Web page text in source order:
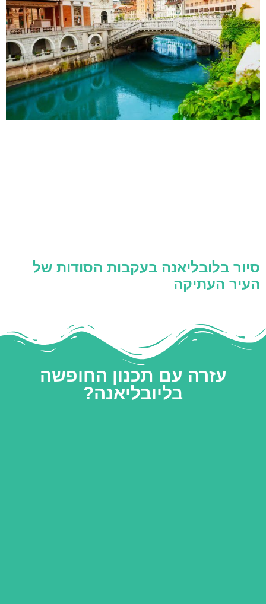
סיור בלובליאנה בעקבות הסודות של
העיר העתיקה
עזרה עם תכנון החופשה
בליובליאנה?